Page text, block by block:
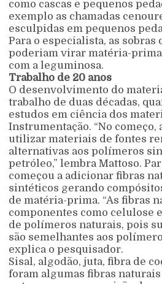
como cascas e pequenos
exemplo as chamadas
esculpidas em pequenos
Para o especialista, as sobras
poderiam virar matéria-
com a leguminosa.
Trabalho de 20 anos
O desenvolvimento do
trabalho de duas décadas,
estudos em ciência dos
Instrumentação. “No começo,
utilizar materiais de fontes
alternativas aos polímeros
petróleo,” lembra Mattoso.
começou a adicionar fibras
sintéticos gerando
de matéria-prima. “As fibras
componentes como celulose
de polímeros naturais, pois
são semelhantes aos
explica o pesquisador.
Sisal, algodão, juta, fibra de
foram algumas fibras naturais